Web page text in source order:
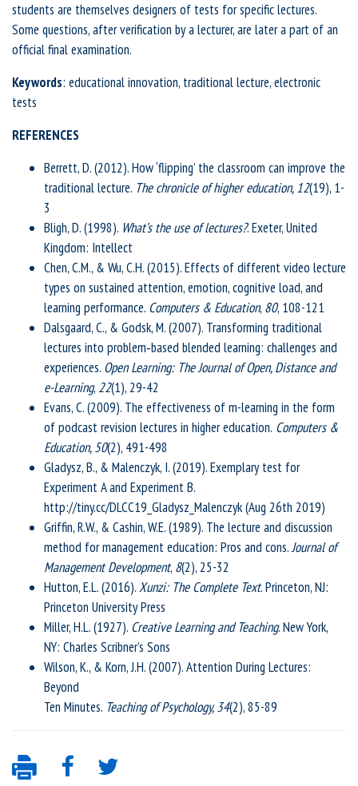
students are themselves designers of tests for specific lectures.
Some questions, after verification by a lecturer, are later a part of an
official final examination.
Keywords: educational innovation, traditional lecture, electronic
tests
REFERENCES
Berrett, D. (2012). How ‘flipping’ the classroom can improve the
traditional lecture. The chronicle of higher education, 12(19), 1-
3
Bligh, D. (1998). What’s the use of lectures?. Exeter, United
Kingdom: Intellect
Chen, C.M., & Wu, C.H. (2015). Effects of different video lecture
types on sustained attention, emotion, cognitive load, and
learning performance. Computers & Education, 80, 108-121
Dalsgaard, C., & Godsk, M. (2007). Transforming traditional
lectures into problem‐based blended learning: challenges and
experiences. Open Learning: The Journal of Open, Distance and
e-Learning, 22(1), 29-42
Evans, C. (2009). The effectiveness of m-learning in the form
of podcast revision lectures in higher education. Computers &
Education, 50(2), 491-498
Gladysz, B., & Malenczyk, I. (2019). Exemplary test for
Experiment A and Experiment B.
http://tiny.cc/DLCC19_Gladysz_Malenczyk (Aug 26th 2019)
Griffin, R.W., & Cashin, W.E. (1989). The lecture and discussion
method for management education: Pros and cons.Journal of
Management Development, 8(2), 25-32
Hutton, E.L. (2016).Xunzi: The Complete Text. Princeton, NJ:
Princeton University Press
Miller, H.L. (1927). Creative Learning and Teaching. New York,
NY: Charles Scribner’s Sons
Wilson, K., & Korn, J.H. (2007). Attention During Lectures:
Beyond
Ten Minutes. Teaching of Psychology, 34(2), 85-89